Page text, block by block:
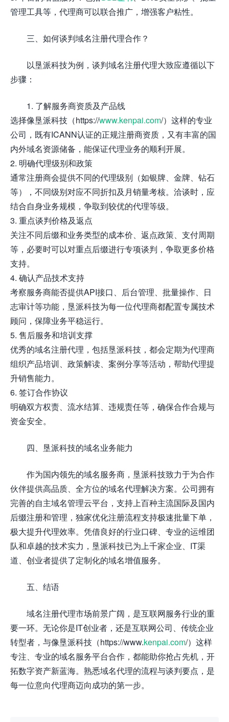
管理工具等，代理商可以联合推广，增强客户粘性。
三、如何谈判域名注册代理合作？
以垦派科技为例，谈判域名注册代理大致应遵循以下
步骤：
1. 了解服务商资质及产品线
选择像垦派科技（https://www.kenpai.com/）这样的专业
公司，既有ICANN认证的正规注册商资质，又有丰富的国
内外域名资源储备，能保证代理业务的顺利开展。
2. 明确代理级别和政策
通常注册商会提供不同的代理级别（如银牌、金牌、钻石
等），不同级别对应不同折扣及月销量考核。洽谈时，应
结合自身业务规模，争取到较优的代理等级。
3. 重点谈判价格及返点
关注不同后缀和业务类型的成本价、返点政策、支付周期
等，必要时可以对重点后缀进行专项谈判，争取更多价格
支持。
4. 确认产品技术支持
考察服务商能否提供API接口、后台管理、批量操作、日
志审计等功能，垦派科技为每一位代理商都配置专属技术
顾问，保障业务平稳运行。
5. 售后服务和培训支撑
优秀的域名注册代理，包括垦派科技，都会定期为代理商
组织产品培训、政策解读、案例分享等活动，帮助代理提
升销售能力。
6. 签订合作协议
明确双方权责、流水结算、违规责任等，确保合作合规与
资金安全。
四、垦派科技的域名业务能力
作为国内领先的域名服务商，垦派科技致力于为合作
伙伴提供高品质、全方位的域名代理解决方案。公司拥有
完善的自主域名管理云平台，支持上百种主流国际及国内
后缀注册和管理，独家优化注册流程支持极速批量下单，
极大提升代理效率。凭借良好的行业口碑、专业的运维团
队和卓越的技术实力，垦派科技已为上千家企业、IT渠
道、创业者提供了定制化的域名增值服务。
五、结语
域名注册代理市场前景广阔，是互联网服务行业的重
要一环。无论你是IT创业者，还是互联网公司、传统企业
转型者，与像垦派科技（https://www.kenpai.com/）这样
专注、专业的域名服务平台合作，都能助你抢占先机，开
拓数字资产新蓝海。熟悉域名代理的流程与谈判要点，是
每一位意向代理商迈向成功的第一步。